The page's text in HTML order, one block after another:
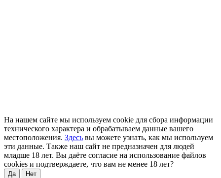
На нашем сайте мы используем cookie для сбора информации
технического характера и обрабатываем данные вашего
местоположения. Здесь вы можете узнать, как мы используем
эти данные. Также наш сайт не предназначен для людей
младше 18 лет. Вы даёте согласие на использование файлов
cookies и подтверждаете, что вам не менее 18 лет?
Да Нет